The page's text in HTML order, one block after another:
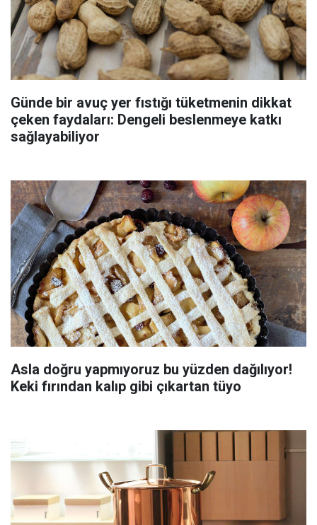
Günde bir avuç yer fıstığı tüketmenin dikkat
çeken faydaları: Dengeli beslenmeye katkı
sağlayabiliyor
Asla doğru yapmıyoruz bu yüzden dağılıyor!
Keki fırından kalıp gibi çıkartan tüyo